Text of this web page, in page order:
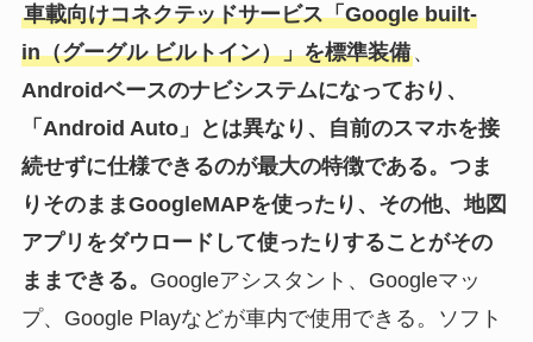
車載向けコネクテッドサービス「Google built-
in（グーグル ビルトイン）」を標準装備、
Androidベースのナビシステムになっており、
「Android Auto」とは異なり、自前のスマホを接
続せずに仕様できるのが最大の特徴である。つま
りそのままGoogleMAPを使ったり、その他、地図
アプリをダウロードして使ったりすることがその
ままできる。 Googleアシスタント、Googleマッ
プ、Google Playなどが車内で使用できる。ソフト